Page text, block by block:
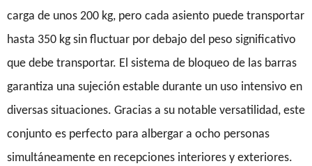
carga de unos 200 kg, pero cada asiento puede transportar
hasta 350 kg sin fluctuar por debajo del peso significativo
que debe transportar. El sistema de bloqueo de las barras
garantiza una sujeción estable durante un uso intensivo en
diversas situaciones. Gracias a su notable versatilidad, este
conjunto es perfecto para albergar a ocho personas
simultáneamente en recepciones interiores y exteriores.